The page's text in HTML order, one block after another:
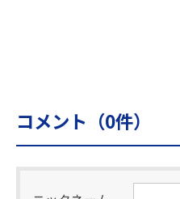
コメント（0件）